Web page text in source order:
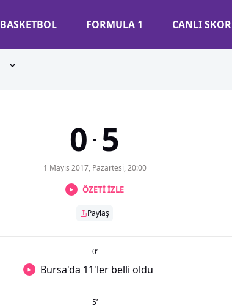
BASKETBOL FORMULA 1 CANLI SKOR
0 - 5
1 Mayıs 2017, Pazartesi, 20:00
ÖZETİ İZLE
Paylaş
0’
Bursa'da 11'ler belli oldu
5’